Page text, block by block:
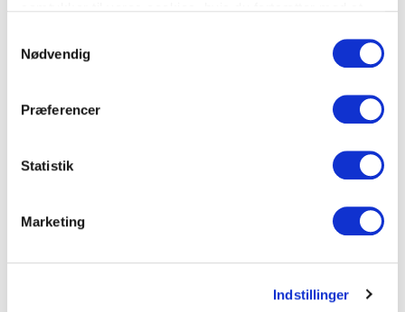
Nødvendig
Præferencer
Statistik
Marketing
Indstillinger